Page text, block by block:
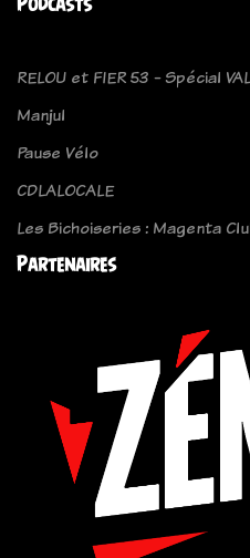
RELOU et FIER 53 - Spécial
Manjul
Pause Vélo
CDLALOCALE
Les Bichoiseries : Magenta
Partenaires